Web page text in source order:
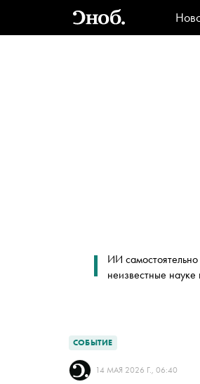
ИИ
неизвестные науке
СОБЫТИЕ
14 МАЯ 2026 Г., 06:40